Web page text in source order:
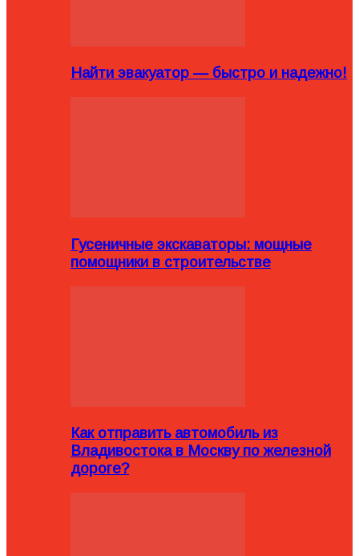
Найти эвакуатор — быстро и надежно!
Гусеничные экскаваторы: мощные
помощники в строительстве
Как отправить автомобиль из
Владивостока в Москву по железной
дороге?